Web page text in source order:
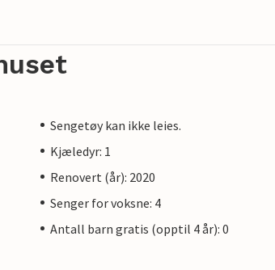
Sengetøy kan ikke leies.
Kjæledyr: 1
Renovert (år): 2020
Senger for voksne: 4
Antall barn gratis (opptil 4 år): 0